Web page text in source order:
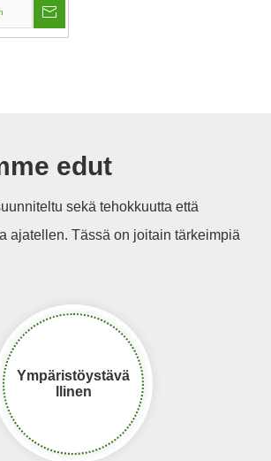
edut
sekä tehokkuutta että
ajatellen. Tässä on joitain tärkeimpiä
Ympäristöystävä
llinen